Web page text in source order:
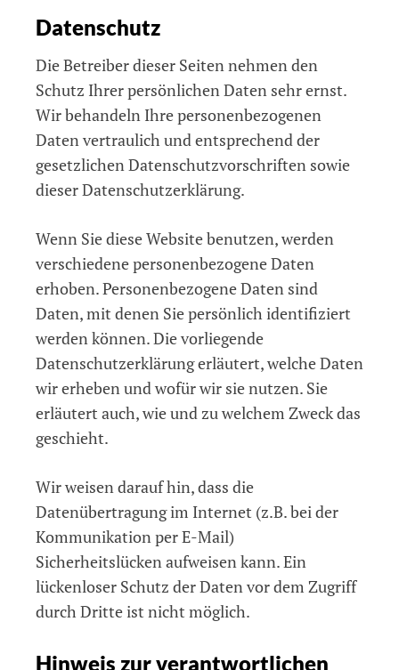
Datenschutz
Die Betreiber dieser Seiten nehmen den
Schutz Ihrer persönlichen Daten sehr ernst.
Wir behandeln Ihre personenbezogenen
Daten vertraulich und entsprechend der
gesetzlichen Datenschutzvorschriften sowie
dieser Datenschutzerklärung.
Wenn Sie diese Website benutzen, werden
verschiedene personenbezogene Daten
erhoben. Personenbezogene Daten sind
Daten, mit denen Sie persönlich identifiziert
werden können. Die vorliegende
Datenschutzerklärung erläutert, welche Daten
wir erheben und wofür wir sie nutzen. Sie
erläutert auch, wie und zu welchem Zweck das
geschieht.
Wir weisen darauf hin, dass die
Datenübertragung im Internet (z.B. bei der
Kommunikation per E-Mail)
Sicherheitslücken aufweisen kann. Ein
lückenloser Schutz der Daten vor dem Zugriff
durch Dritte ist nicht möglich.
Hinweis zur verantwortlichen